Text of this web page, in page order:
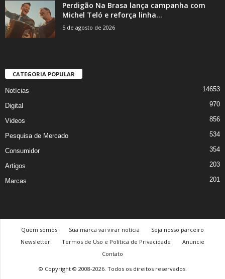
Perdigão Na Brasa lança campanha com
Michel Teló e reforça linha...
5 de agosto de 2026
CATEGORIA POPULAR
Notícias 14653
Digital 970
Videos 856
Pesquisa de Mercado 534
Consumidor 354
Artigos 203
Marcas 201
Quem somos Sua marca vai virar notícia
Seja nosso parceiro
Newsletter
Termos de Uso e Política de Privacidade
Anuncie
Contato
© Copyright © 2008-2026. Todos os direitos reservados.